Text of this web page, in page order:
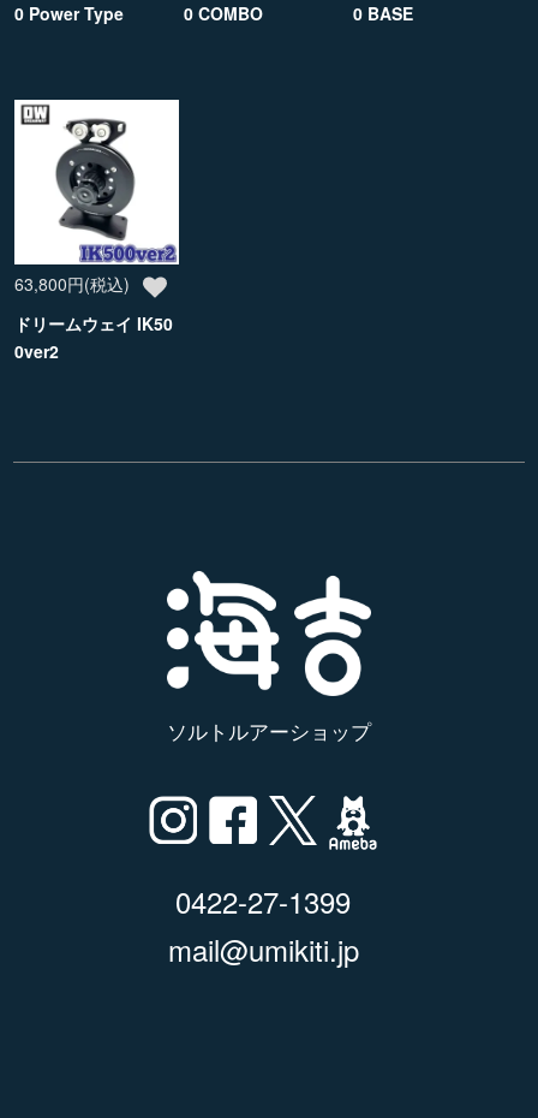
0 Power Type
0 COMBO
0 BASE
63,800円(税込)
ドリームウェイ IK50
0ver2
ソルトルアーショップ
0422-27-1399
mail@umikiti.jp